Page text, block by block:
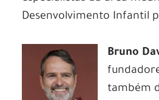
Desenvolvimento Infantil
Bruno
também